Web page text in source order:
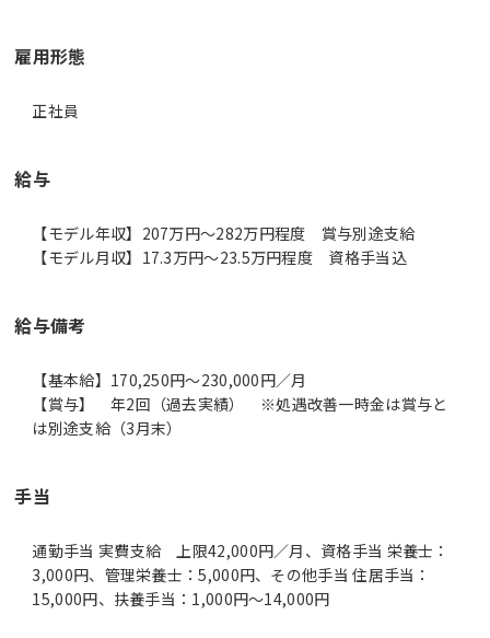
雇用形態
正社員
給与
【モデル年収】207万円〜282万円程度 賞与別途支給
【モデル月収】17.3万円〜23.5万円程度 資格手当込
給与備考
【基本給】170,250円～230,000円／月
【賞与】 年2回（過去実績） ※処遇改善一時金は賞与と
は別途支給（3月末）
手当
通勤手当 実費支給 上限42,000円／月、資格手当 栄養士：
3,000円、管理栄養士：5,000円、その他手当 住居手当：
15,000円、扶養手当：1,000円～14,000円